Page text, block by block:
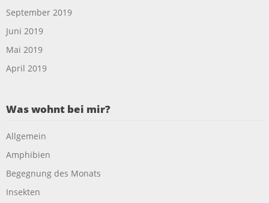
September 2019
Juni 2019
Mai 2019
April 2019
Was wohnt bei mir?
Allgemein
Amphibien
Begegnung des Monats
Insekten